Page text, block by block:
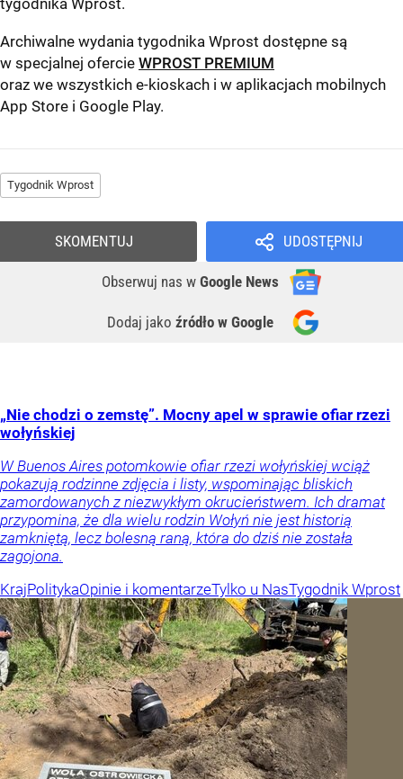
tygodnika Wprost.
Archiwalne wydania tygodnika Wprost dostępne są
w specjalnej ofercie WPROST PREMIUM
oraz we wszystkich e-kioskach i w aplikacjach mobilnych
App Store i Google Play.
Tygodnik Wprost
UDOSTĘPNIJ
Obserwuj nas w Google News
Dodaj jako źródło w Google
SKOMENTUJ
„Nie chodzi o zemstę”. Mocny apel w sprawie ofiar rzezi
wołyńskiej
W Buenos Aires potomkowie ofiar rzezi wołyńskiej wciąż
pokazują rodzinne zdjęcia i listy, wspominając bliskich
zamordowanych z niezwykłym okrucieństwem. Ich dramat
przypomina, że dla wielu rodzin Wołyń nie jest historią
zamkniętą, lecz bolesną raną, która do dziś nie została
zagojona.
KrajPolitykaOpinie i komentarzeTylko u NasTygodnik Wprost